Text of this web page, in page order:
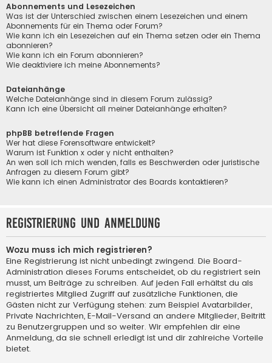
Abonnements und Lesezeichen
Was ist der Unterschied zwischen einem Lesezeichen und einem
Abonnements für ein Thema oder Forum?
Wie kann ich ein Lesezeichen auf ein Thema setzen oder ein Thema
abonnieren?
Wie kann ich ein Forum abonnieren?
Wie deaktiviere ich meine Abonnements?
Dateianhänge
Welche Dateianhänge sind in diesem Forum zulässig?
Kann ich eine Übersicht all meiner Dateianhänge erhalten?
phpBB betreffende Fragen
Wer hat diese Forensoftware entwickelt?
Warum ist Funktion x oder y nicht enthalten?
An wen soll ich mich wenden, falls es Beschwerden oder juristische
Anfragen zu diesem Forum gibt?
Wie kann ich einen Administrator des Boards kontaktieren?
Registrierung und Anmeldung
Wozu muss ich mich registrieren?
Eine Registrierung ist nicht unbedingt zwingend. Die Board-
Administration dieses Forums entscheidet, ob du registriert sein
musst, um Beiträge zu schreiben. Auf jeden Fall erhältst du als
registriertes Mitglied Zugriff auf zusätzliche Funktionen, die
Gästen nicht zur Verfügung stehen: zum Beispiel Avatarbilder,
Private Nachrichten, E-Mail-Versand an andere Mitglieder, Beitritt
zu Benutzergruppen und so weiter. Wir empfehlen dir eine
Anmeldung, da sie schnell erledigt ist und dir zahlreiche Vorteile
bietet.